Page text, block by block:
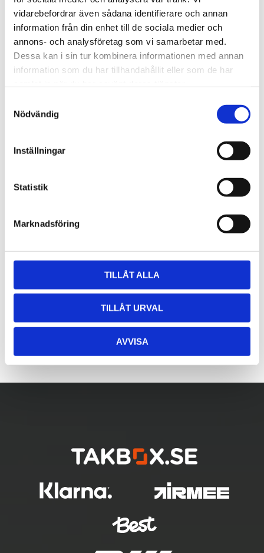
vidarebefordrar även sådana identifierare och annan
information från din enhet till de sociala medier och
annons- och analysföretag som vi samarbetar med.
Dessa kan i sin tur kombinera informationen med annan
information som du har tillhandahållit eller som de har
Nödvändig
Inställningar
Statistik
Marknadsföring
TILLÅT ALLA
TILLÅT URVAL
AVVISA
Lättmonterad
lasthållarfot för Thule Evo-
takräcken, för fordon med
integrerad reling.
1 795 kr
1 975 kr
720600
Lättmonterad
lasthållarfot för Thule
Edge-takräcken, för
fordon med integrerad
reling.
2 525kr
2 635kr